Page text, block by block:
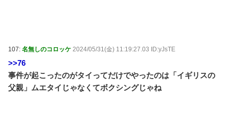
107: 名無しのコロッケ 2024/05/31(金) 11:19:27.03 ID:yJsTE
>>76
事件が起こったのがタイってだけでやったのは「イギリスの
父親」ムエタイじゃなくてボクシングじゃね